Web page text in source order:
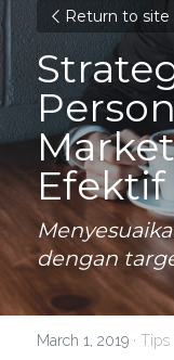
Return to site
Efektif
dengan
March 1, 2019 · Tips